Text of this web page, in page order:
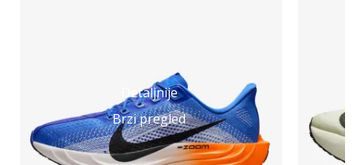
Detaljnije
Brzi pregled